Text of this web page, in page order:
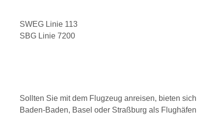
SWEG Linie 113
SBG Linie 7200
Sollten Sie mit dem Flugzeug anreisen, bieten sich
Baden-Baden, Basel oder Straßburg als Flughäfen